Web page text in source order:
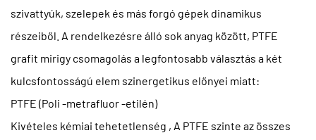
szivattyúk, szelepek és más forgó gépek dinamikus
részeiből. A rendelkezésre álló sok anyag között, PTFE
grafit mirigy csomagolás a legfontosabb választás a két
kulcsfontosságú elem szinergetikus előnyei miatt:
PTFE (Poli -metrafluor -etilén)
Kivételes kémiai tehetetlenség , A PTFE szinte az összes